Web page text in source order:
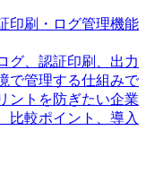
印刷・ログ管理機能
グ、認証印刷、出力
で管理する仕組みで
ントを防ぎたい企業
比較ポイント、導入